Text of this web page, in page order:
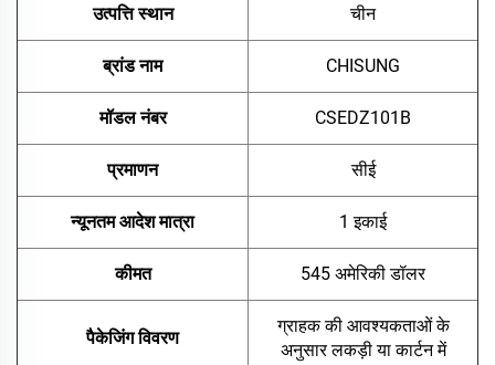
उत्पत्ति स्थान चीन
ब्रांड नाम CHISUNG
मॉडल नंबर CSEDZ101B
प्रमाणन सीई
न्यूनतम आदेश मात्रा 1 इकाई
कीमत 545 अमेरिकी डॉलर
पैकेजिंग विवरण
ग्राहक की आवश्यकताओं के
अनुसार लकड़ी या कार्टन में